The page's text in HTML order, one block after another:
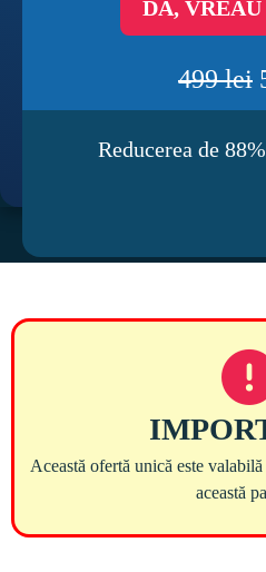
DA,
499 lei
Reducerea de
Această ofertă unică este valabilă